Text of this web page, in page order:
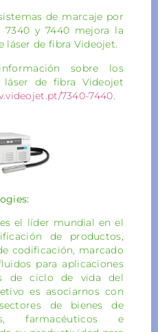
de marcaje por
y 7440 mejora la
láser de fibra Videojet.
sobre los
de fibra Videojet
7340-7440
el líder mundial en el
de productos,
codificación, marcado
para aplicaciones
de ciclo de vida del
es asociarnos con
de bienes de
farmacéuticos e